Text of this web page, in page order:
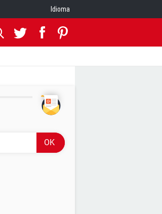
Idioma